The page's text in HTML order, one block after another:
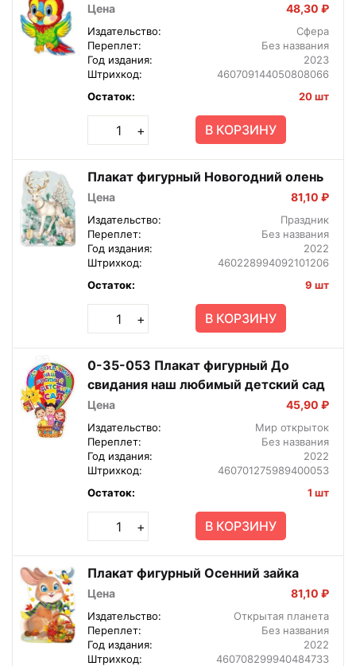
Цена 48,30 ₽
Издательство:
Сфера
Переплет:
Без названия
Год издания:
2023
Штрихкод:
460709144050808066
Остаток:
20 шт
+ В КОРЗИНУ
Плакат фигурный Новогодний олень
Цена 81,10 ₽
Издательство:
Праздник
Переплет:
Без названия
Год издания:
2022
Штрихкод:
460228994092101206
Остаток:
9 шт
+ В КОРЗИНУ
0-35-053 Плакат фигурный До
свидания наш любимый детский сад
Цена 45,90 ₽
Издательство:
Мир открыток
Переплет:
Без названия
Год издания:
2022
Штрихкод:
460701275989400053
Остаток:
1 шт
+ В КОРЗИНУ
Плакат фигурный Осенний зайка
Цена 81,10 ₽
Издательство:
Открытая планета
Переплет:
Без названия
Год издания:
2022
Штрихкод:
460708299940484733